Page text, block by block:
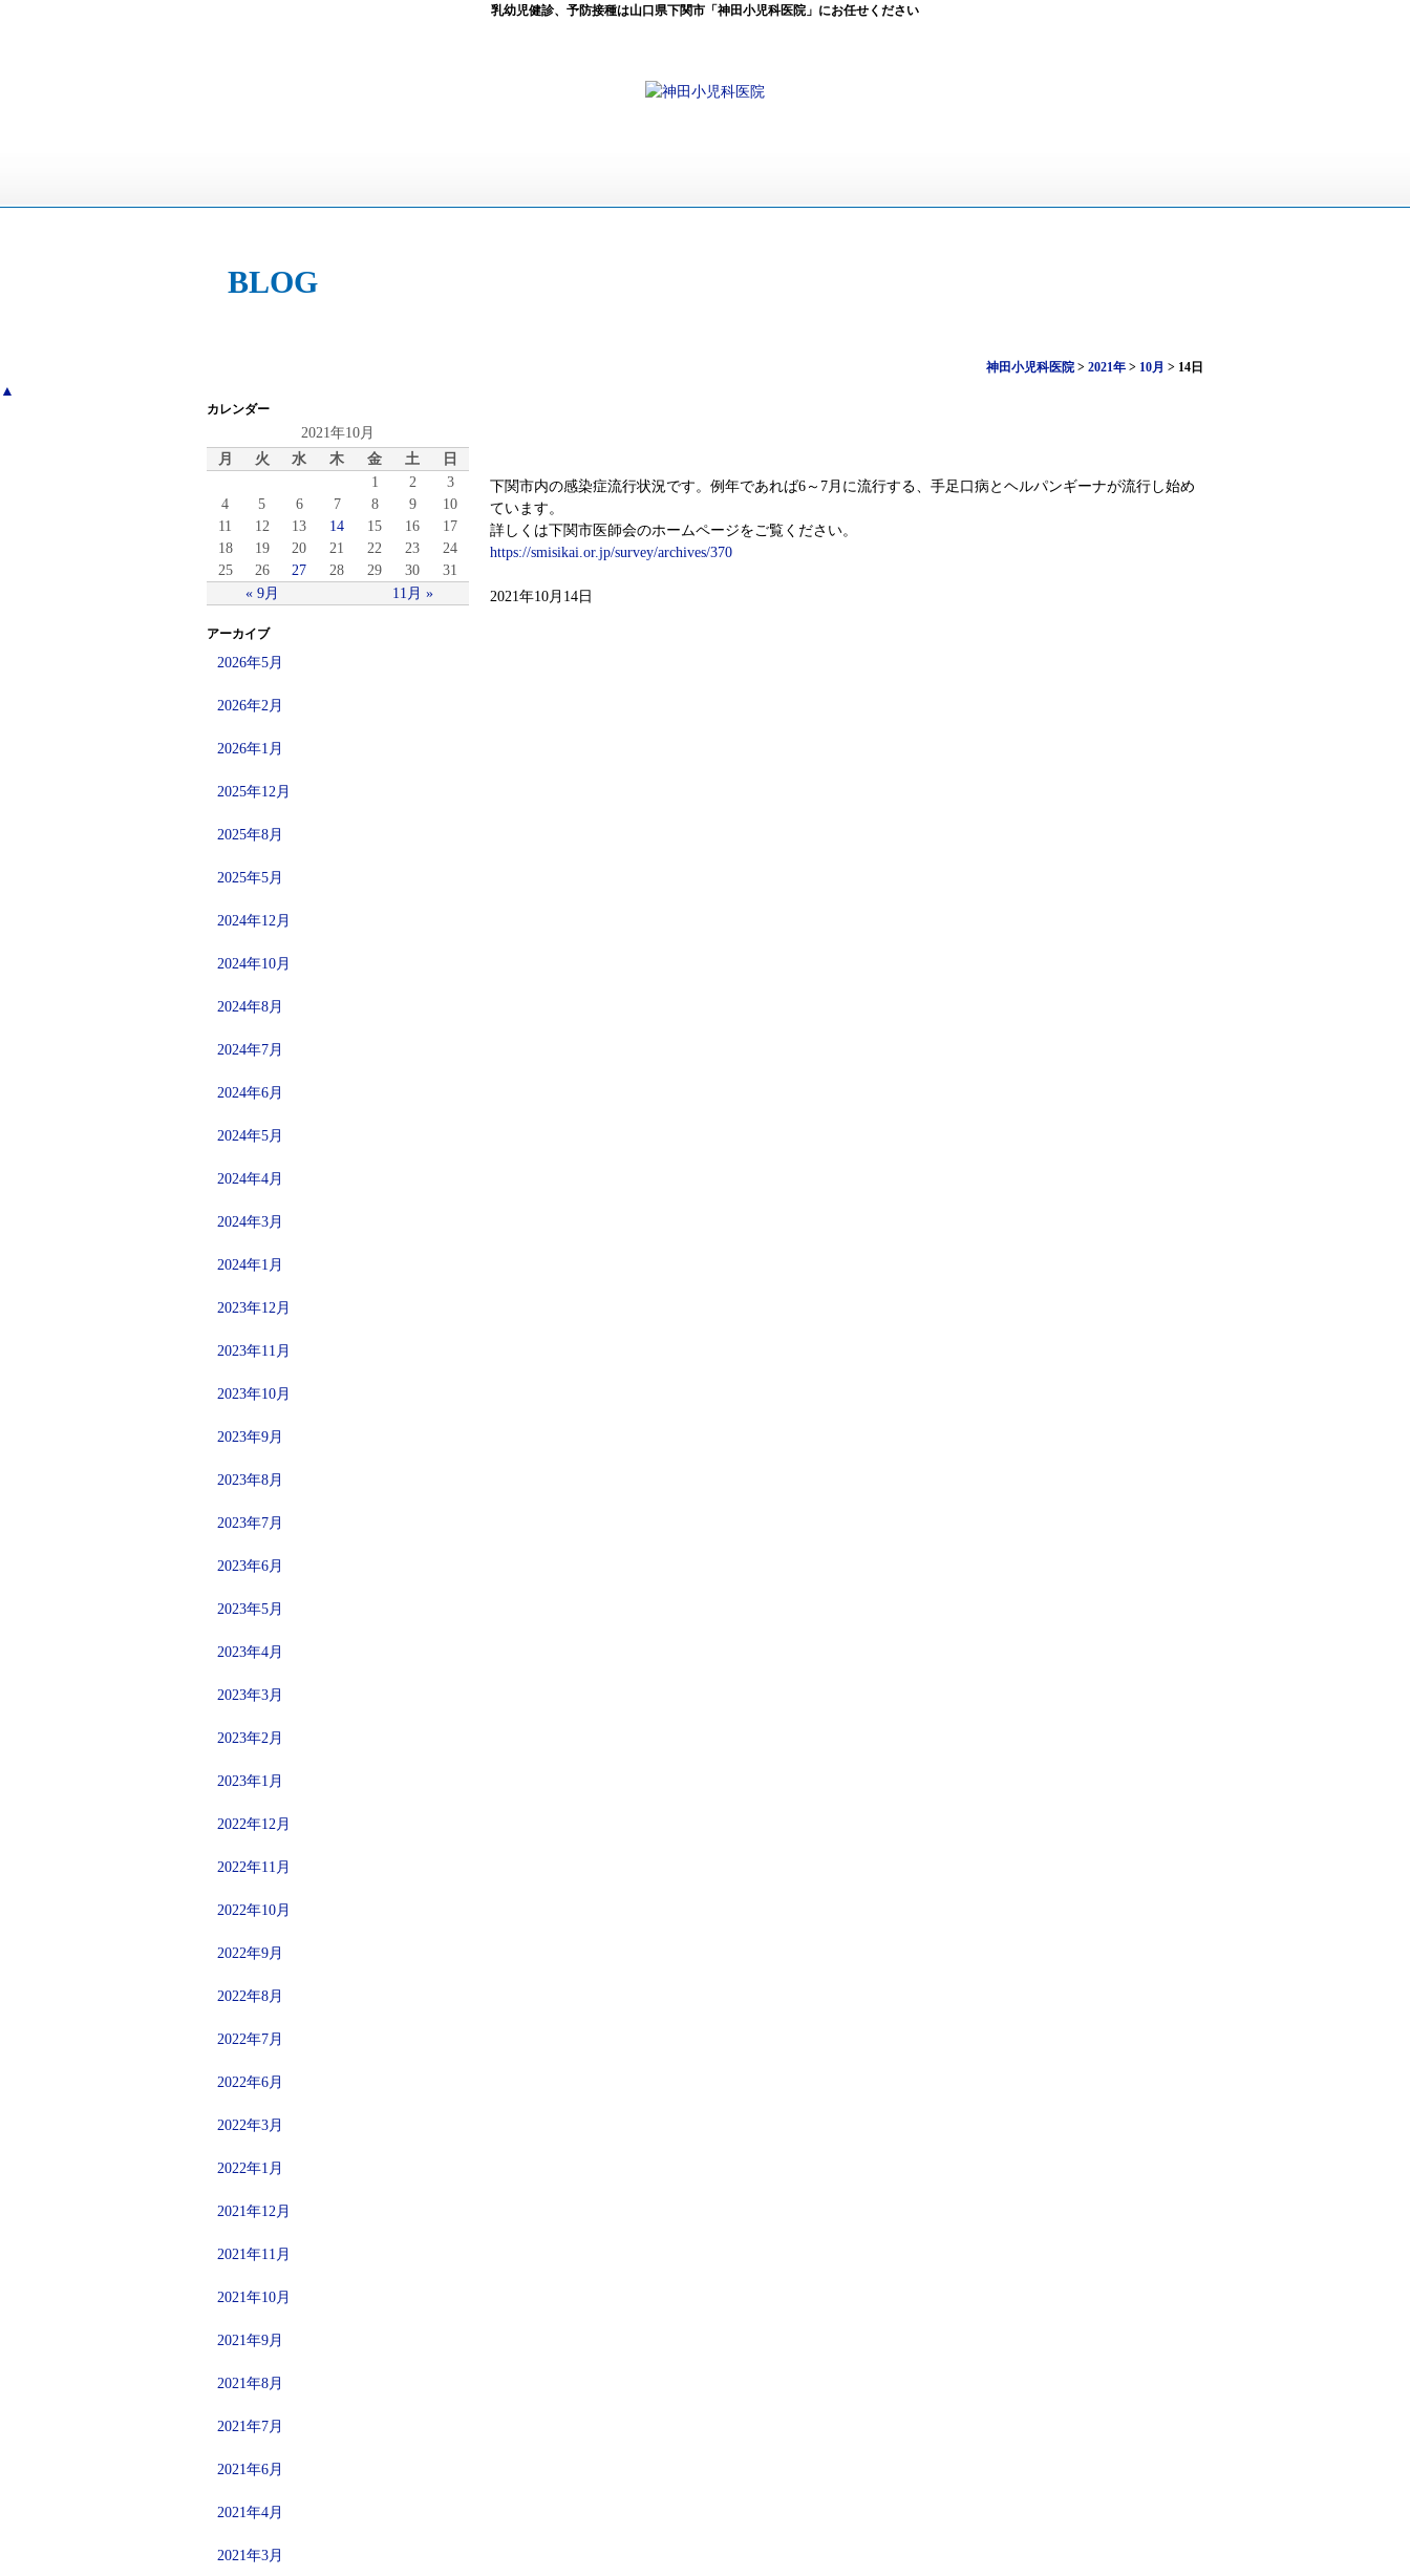
乳幼児健診、予防接種は山口県下関市「神田小児科医院」にお任せください
BLOG
神田小児科医院 > 2021年 > 10月 > 14日
▲
下関市内の感染症流行状況です。例年であれば6～7月に流行する、手足口病とヘルパンギーナが流行し始め
ています。
詳しくは下関市医師会のホームページをご覧ください。
https://smisikai.or.jp/survey/archives/370
2021年10月14日
カレンダー
2021年10月
月
火 水 木 金 土 日
« 9月 11月 »
1 2
3
4
5 6 7 8 9
10
11
12 13 14 15 16
17
18
19 20 21 22 23
24
25
26 27 28 29 30 31
アーカイブ
2026年5月
2026年2月
2026年1月
2025年12月
2025年8月
2025年5月
2024年12月
2024年10月
2024年8月
2024年7月
2024年6月
2024年5月
2024年4月
2024年3月
2024年1月
2023年12月
2023年11月
2023年10月
2023年9月
2023年8月
2023年7月
2023年6月
2023年5月
2023年4月
2023年3月
2023年2月
2023年1月
2022年12月
2022年11月
2022年10月
2022年9月
2022年8月
2022年7月
2022年6月
2022年3月
2022年1月
2021年12月
2021年11月
2021年10月
2021年9月
2021年8月
2021年7月
2021年6月
2021年4月
2021年3月